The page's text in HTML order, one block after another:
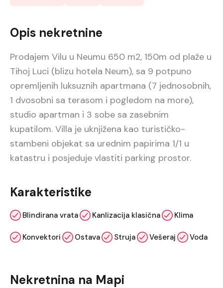
Opis nekretnine
Prodajem Vilu u Neumu 650 m2, 150m od plaže u
Tihoj Luci (blizu hotela Neum), sa 9 potpuno
opremljenih luksuznih apartmana (7 jednosobnih,
1 dvosobni sa terasom i pogledom na more),
studio apartman i 3 sobe sa zasebnim
kupatilom. Villa je uknjižena kao turističko-
stambeni objekat sa urednim papirima 1/1 u
katastru i posjeduje vlastiti parking prostor.
Karakteristike
Blindirana vrata Kanlizacija klasična Klima
Konvektori Ostava Struja Vešeraj Voda
Nekretnina na Mapi